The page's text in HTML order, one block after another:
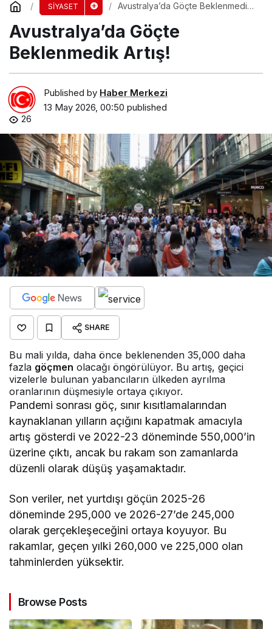
SİYASET
Avustralya’da Göçte Beklenmedik
Avustralya’da Göçte
Beklenmedik Artış!
Published by Haber Merkezi
13 May 2026, 00:50 published
26
SHARE
Bu mali yılda, daha önce beklenenden 35,000 daha
fazla göçmen olacağı öngörülüyor. Bu artış, geçici
vizelerle bulunan yabancıların ülkeden ayrılma
oranlarının düşmesiyle ortaya çıkıyor.
Pandemi sonrası göç, sınır kısıtlamalarından
kaynaklanan yılların açığını kapatmak amacıyla
artış gösterdi ve 2022-23 döneminde 550,000’in
üzerine çıktı, ancak bu rakam son zamanlarda
düzenli olarak düşüş yaşamaktadır.
Son veriler, net yurtdışı göçün 2025-26
döneminde 295,000 ve 2026-27’de 245,000
olarak gerçekleşeceğini ortaya koyuyor. Bu
rakamlar, geçen yılki 260,000 ve 225,000 olan
tahminlerden yüksektir.
Browse Posts